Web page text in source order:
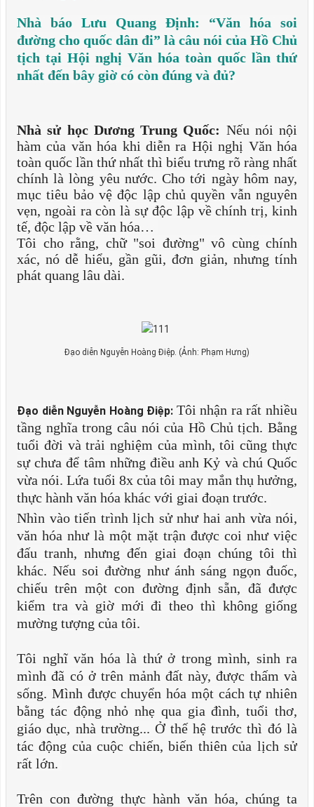
Nhà báo Lưu Quang Định: “Văn hóa soi
đường cho quốc dân đi” là câu nói của Hồ Chủ
tịch tại Hội nghị Văn hóa toàn quốc lần thứ
nhất đến bây giờ có còn đúng và đủ?
Nhà sử học Dương Trung Quốc: Nếu nói nội
hàm của văn hóa khi diễn ra Hội nghị Văn hóa
toàn quốc lần thứ nhất thì biểu trưng rõ ràng nhất
chính là lòng yêu nước. Cho tới ngày hôm nay,
mục tiêu bảo vệ độc lập chủ quyền vẫn nguyên
vẹn, ngoài ra còn là sự độc lập về chính trị, kinh
tế, độc lập về văn hóa…
Tôi cho rằng, chữ "soi đường" vô cùng chính
xác, nó dễ hiểu, gần gũi, đơn giản, nhưng tính
phát quang lâu dài.
Đạo diễn Nguyễn Hoàng Điệp. (Ảnh: Phạm Hưng)
Đạo diễn Nguyễn Hoàng Điệp: Tôi nhận ra rất nhiều
tầng nghĩa trong câu nói của Hồ Chủ tịch. Bằng
tuổi đời và trải nghiệm của mình, tôi cũng thực
sự chưa để tâm những điều anh Kỷ và chú Quốc
vừa nói. Lứa tuổi 8x của tôi may mắn thụ hưởng,
thực hành văn hóa khác với giai đoạn trước.
Nhìn vào tiến trình lịch sử như hai anh vừa nói,
văn hóa như là một mặt trận được coi như việc
đấu tranh, nhưng đến giai đoạn chúng tôi thì
khác. Nếu soi đường như ánh sáng ngọn đuốc,
chiếu trên một con đường định sẵn, đã được
kiểm tra và giờ mới đi theo thì không giống
mường tượng của tôi.
Tôi nghĩ văn hóa là thứ ở trong mình, sinh ra
mình đã có ở trên mảnh đất này, được thấm và
sống. Mình được chuyển hóa một cách tự nhiên
bằng tác động nhỏ nhẹ qua gia đình, tuổi thơ,
giáo dục, nhà trường... Ở thế hệ trước thì đó là
tác động của cuộc chiến, biến thiên của lịch sử
rất lớn.
Trên con đường thực hành văn hóa, chúng ta